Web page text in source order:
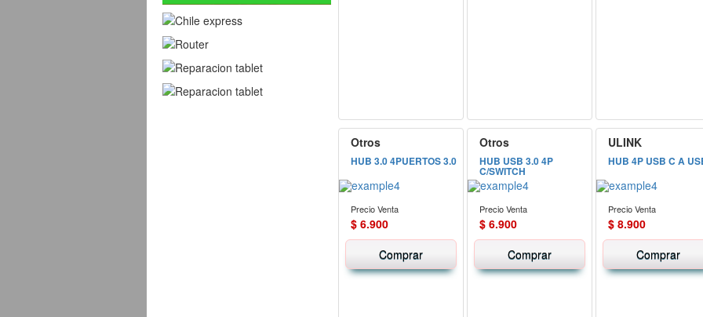
Otros
HUB 3.0 4PUERTOS 3.0
Precio Venta
$ 6.900
Comprar
Otros
HUB USB 3.0 4P
C/SWITCH
Precio Venta
$ 6.900
Comprar
ULINK
HUB 4P USB C A
Precio Venta
$ 8.900
Comprar